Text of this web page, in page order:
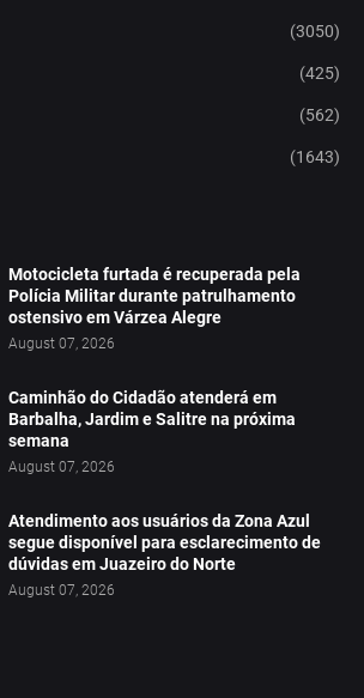
(3050)
(425)
(562)
(1643)
Motocicleta furtada é recuperada pela
Polícia Militar durante patrulhamento
ostensivo em Várzea Alegre
August 07, 2026
Caminhão do Cidadão atenderá em
Barbalha, Jardim e Salitre na próxima
semana
August 07, 2026
Atendimento aos usuários da Zona Azul
segue disponível para esclarecimento de
dúvidas em Juazeiro do Norte
August 07, 2026